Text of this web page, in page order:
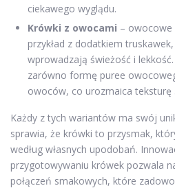
ciekawego wyglądu.
Krówki z owocami – owocowe
przykład z dodatkiem
wprowadzają świeżość i
zarówno formę puree
owoców, co urozmaica teksturę
Każdy z tych wariantów ma swój
sprawia, że krówki to przysmak,
według własnych upodobań.
przygotowywaniu krówek pozwala
połączeń smakowych, które